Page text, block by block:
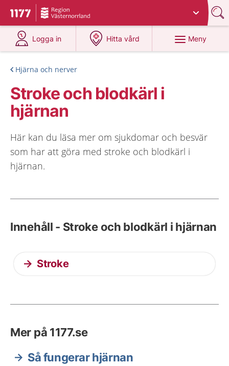
Till startsidan för 1177
Du har valt region
Logga in
på 1177.se
Hitta vård
på 1177.se
Meny
Hjärna och nerver
Stroke och blodkärl i
hjärnan
Här kan du läsa mer om sjukdomar och besvär
som har att göra med stroke och blodkärl i
hjärnan.
Innehåll - Stroke och blodkärl i hjärnan
Stroke
Mer på 1177.se
Så fungerar hjärnan